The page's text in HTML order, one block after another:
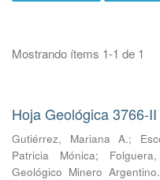
Mostrando ítems 1-1 de 1
Hoja Geológica 3766-
Gutiérrez, Mariana A.;
Patricia Mónica;
Geológico Minero